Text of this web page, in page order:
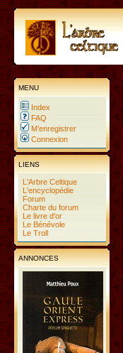
MENU
Index
FAQ
M’enregistrer
Connexion
LIENS
L'Arbre Celtique
L'encyclopédie
Forum
Charte du forum
Le livre d'or
Le Bénévole
Le Troll
ANNONCES